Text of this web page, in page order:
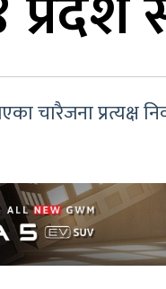
चारैजना प्रत्यक्ष